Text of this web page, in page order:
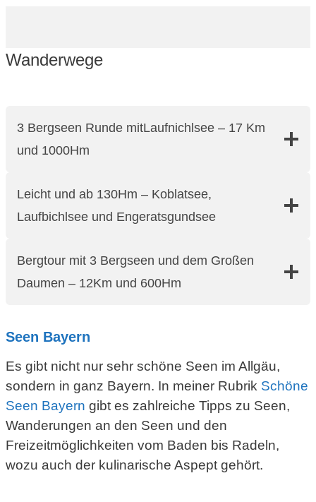
Wanderwege
3 Bergseen Runde mitLaufnichlsee – 17 Km
und 1000Hm
Leicht und ab 130Hm – Koblatsee,
Laufbichlsee und Engeratsgundsee
Bergtour mit 3 Bergseen und dem Großen
Daumen – 12Km und 600Hm
Seen Bayern
Es gibt nicht nur sehr schöne Seen im Allgäu,
sondern in ganz Bayern. In meiner Rubrik Schöne
Seen Bayern gibt es zahlreiche Tipps zu Seen,
Wanderungen an den Seen und den
Freizeitmöglichkeiten vom Baden bis Radeln,
wozu auch der kulinarische Aspept gehört.